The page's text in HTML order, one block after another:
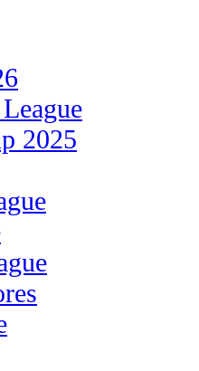
2025